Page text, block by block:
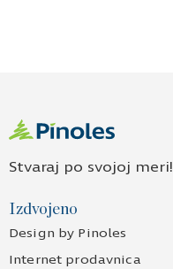
Stvaraj po svojoj meri!
Izdvojeno
Design by Pinoles
Internet prodavnica